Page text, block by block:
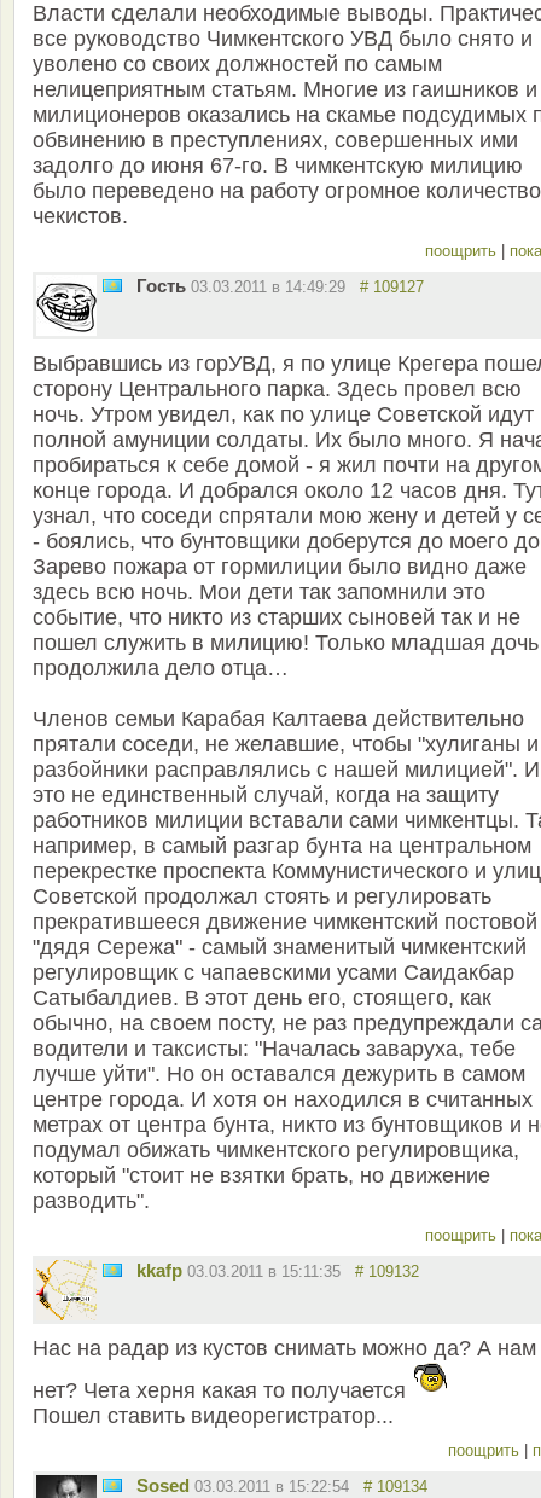
Власти сделали необходимые выводы.
все руководство Чимкентского УВД было снято и
уволено со своих должностей по самым
нелицеприятным статьям. Многие из гаишников и
милиционеров оказались на скамье подсудимых
обвинению в преступлениях, совершенных ими
задолго до июня 67-го. В чимкентскую милицию
было переведено на работу огромное количество
чекистов.
поощрить
Гость 03.03.2011 в 14:49:29 # 109127
Выбравшись из горУВД, я по улице Крегера
сторону Центрального парка. Здесь провел всю
ночь. Утром увидел, как по улице Советской идут
полной амуниции солдаты. Их было много. Я
пробираться к себе домой - я жил почти на
конце города. И добрался около 12 часов дня.
узнал, что соседи спрятали мою жену и детей у
- боялись, что бунтовщики доберутся до моего
Зарево пожара от гормилиции было видно даже
здесь всю ночь. Мои дети так запомнили это
событие, что никто из старших сыновей так и не
пошел служить в милицию! Только младшая дочь
продолжила дело отца…
Членов семьи Карабая Калтаева действительно
прятали соседи, не желавшие, чтобы "хулиганы и
разбойники расправлялись с нашей милицией". И
это не единственный случай, когда на защиту
работников милиции вставали сами чимкентцы.
например, в самый разгар бунта на центральном
перекрестке проспекта Коммунистического и
Советской продолжал стоять и регулировать
прекратившееся движение чимкентский постовой
"дядя Сережа" - самый знаменитый чимкентский
регулировщик с чапаевскими усами Саидакбар
Сатыбалдиев. В этот день его, стоящего, как
обычно, на своем посту, не раз предупреждали
водители и таксисты: "Началась заваруха, тебе
лучше уйти". Но он оставался дежурить в самом
центре города. И хотя он находился в считанных
метрах от центра бунта, никто из бунтовщиков и
подумал обижать чимкентского регулировщика,
который "стоит не взятки брать, но движение
разводить".
поощрить
kkafp 03.03.2011 в 15:11:35 # 109132
Нас на радар из кустов снимать можно да? А нам
нет? Чета херня какая то получается
Пошел ставить видеорегистратор...
поощрить
Sosed 03.03.2011 в 15:22:54 # 109134